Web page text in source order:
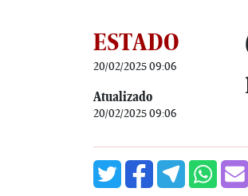
ESTADO
20/02/2025 09:06
Atualizado
20/02/2025 09:06